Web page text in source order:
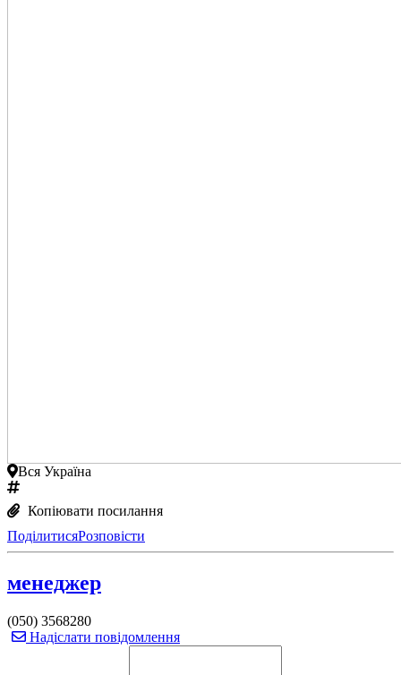
Вся Україна
Копіювати посилання
ПоділитисяРозповісти
менеджер
(050) 3568280
Надіслати повідомлення